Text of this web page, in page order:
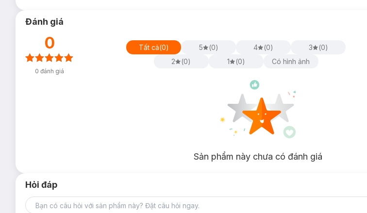
Đánh giá
0
0 đánh giá
Tất cả(0) 5 (0) 4 (0) 3 (0)
2
(0) 1 (0) Có hình ảnh
Sản phẩm này chưa có đánh giá
Hỏi đáp